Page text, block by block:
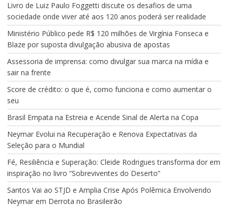
Livro de Luiz Paulo Foggetti discute os desafios de uma
sociedade onde viver até aos 120 anos poderá ser realidade
Ministério Público pede R$ 120 milhões de Virgínia Fonseca e
Blaze por suposta divulgação abusiva de apostas
Assessoria de imprensa: como divulgar sua marca na mídia e
sair na frente
Score de crédito: o que é, como funciona e como aumentar o
seu
Brasil Empata na Estreia e Acende Sinal de Alerta na Copa
Neymar Evolui na Recuperação e Renova Expectativas da
Seleção para o Mundial
Fé, Resiliência e Superação: Cleide Rodrigues transforma dor em
inspiração no livro “Sobreviventes do Deserto”
Santos Vai ao STJD e Amplia Crise Após Polêmica Envolvendo
Neymar em Derrota no Brasileirão